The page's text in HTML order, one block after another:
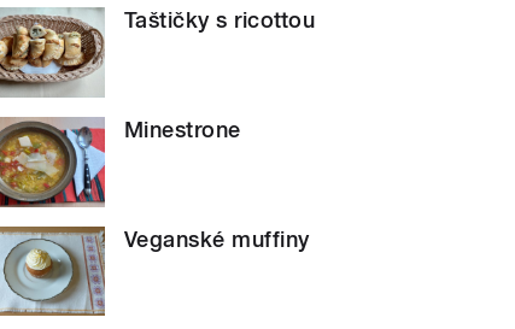
Taštičky s ricottou
Minestrone
Veganské muffiny